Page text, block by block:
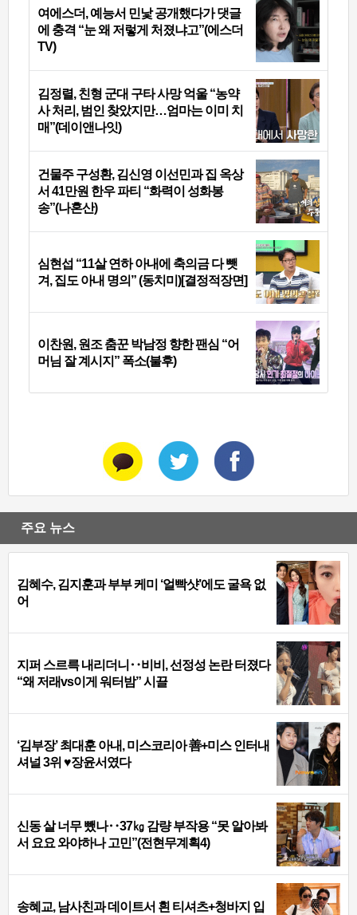
여에스더, 예능서 민낯 공개했다가 댓글
에 충격 “눈 왜 저렇게 처졌냐고”(에스더
TV)
김정렬, 친형 군대 구타 사망 억울 “농약
사 처리, 범인 찾았지만…엄마는 이미 치
매”(데이앤나잇)
건물주 구성환, 김신영 이선민과 집 옥상
서 41만원 한우 파티 “화력이 성화봉
송”(나혼산)
심현섭 “11살 연하 아내에 축의금 다 뺏
겨, 집도 아내 명의” (동치미)[결정적장면]
이찬원, 원조 춤꾼 박남정 향한 팬심 “어
머님 잘 계시지” 폭소(불후)
주요 뉴스
김혜수, 김지훈과 부부 케미 ‘얼빡샷’에도 굴욕 없
어
지퍼 스르륵 내리더니‥비비, 선정성 논란 터졌다
“왜 저래vs이게 워터밤” 시끌
‘김부장’ 최대훈 아내, 미스코리아 善+미스 인터내
셔널 3위 ♥장윤서였다
신동 살 너무 뺐나‥37㎏ 감량 부작용 “못 알아봐
서 요요 와야하나 고민”(전현무계획4)
송혜교, 남사친과 데이트서 흰 티셔츠+청바지 입